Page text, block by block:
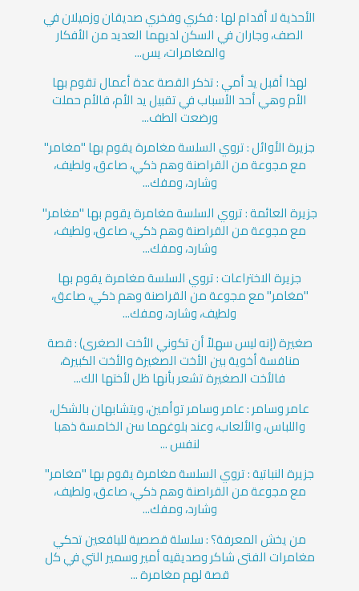
الأحذية لا أقدام لها : فكري وفخري صديقان وزميلان في
الصف، وجاران في السكن لديهما العديد من الأفكار
والمغامرات، يس...
لهذا أقبل يد أمي : تذكر القصة عدة أعمال تقوم بها
الأم وهي أحد الأسباب في تقبيل يد الأم، فالأم حملت
ورضعت الطف...
جزيرة الأوائل : تروي السلسة مغامرة يقوم بها "مغامر"
مع مجوعة من القراصنة وهم ذكي، صاعق، ولطيف،
وشارد، ومفك...
جزيرة العائمة : تروي السلسة مغامرة يقوم بها "مغامر"
مع مجوعة من القراصنة وهم ذكي، صاعق، ولطيف،
وشارد، ومفك...
جزيرة الاختراعات : تروي السلسة مغامرة يقوم بها
"مغامر" مع مجوعة من القراصنة وهم ذكي، صاعق،
ولطيف، وشارد، ومفك...
صغيرة (إنه ليس سهلاً أن تكوني الأخت الصغرى) : قصة
منافسة أخوية بين الأخت الصغيرة والأخت الكبيرة،
فالأخت الصغيرة تشعر بأنها ظل لأختها الك...
عامر وسامر : عامر وسامر توأمين، ويتشابهان بالشكل،
واللباس، والألعاب، وعند بلوغهما سن الخامسة ذهبا
لنفس ...
جزيرة النباتية : تروي السلسة مغامرة يقوم بها "مغامر"
مع مجوعة من القراصنة وهم ذكي، صاعق، ولطيف،
وشارد، ومفك...
من يخش المعرفة؟ : سلسلة قصصية لليافعين تحكي
مغامرات الفتى شاكر وصديقيه أمير وسمير التي في كل
قصة لهم مغامرة ...